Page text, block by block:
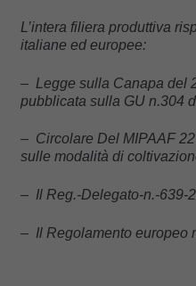
L’intera filiera produttiva
italiane ed europee:
– Legge sulla Canapa del
pubblicata sulla GU n.304
– Circolare Del MIPAAF
sulle modalità di
– Il Reg.-Delegato-n.-639-
– Il Regolamento europeo